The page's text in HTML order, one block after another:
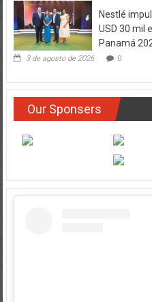
Nestlé
USD 30 mil
Panamá
3 de agosto de 2026 0
Our Sponsers